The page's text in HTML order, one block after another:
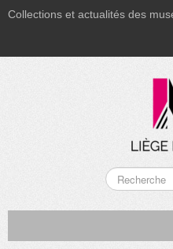
Collections et actualités des